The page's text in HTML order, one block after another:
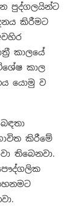
පුද්ගලයින්ට
කිරීමට
කාලයේ
කාල
යොමු ව
කිරීමේ
තිබෙනවා.
පෞද්ගලික